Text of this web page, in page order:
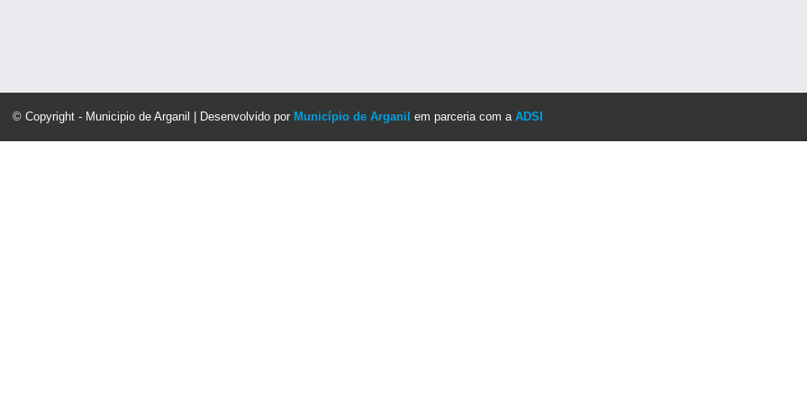
© Copyright - Municipio de Arganil | Desenvolvido por Município de Arganil em parceria com a ADSI